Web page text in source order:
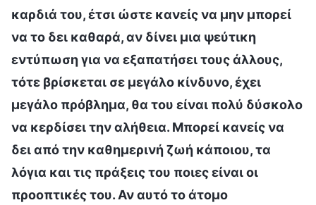
καρδιά του, έτσι ώστε κανείς να μην μπορεί
να το δει καθαρά, αν δίνει μια ψεύτικη
εντύπωση για να εξαπατήσει τους άλλους,
τότε βρίσκεται σε μεγάλο κίνδυνο, έχει
μεγάλο πρόβλημα, θα του είναι πολύ δύσκολο
να κερδίσει την αλήθεια. Μπορεί κανείς να
δει από την καθημερινή ζωή κάποιου, τα
λόγια και τις πράξεις του ποιες είναι οι
προοπτικές του. Αν αυτό το άτομο